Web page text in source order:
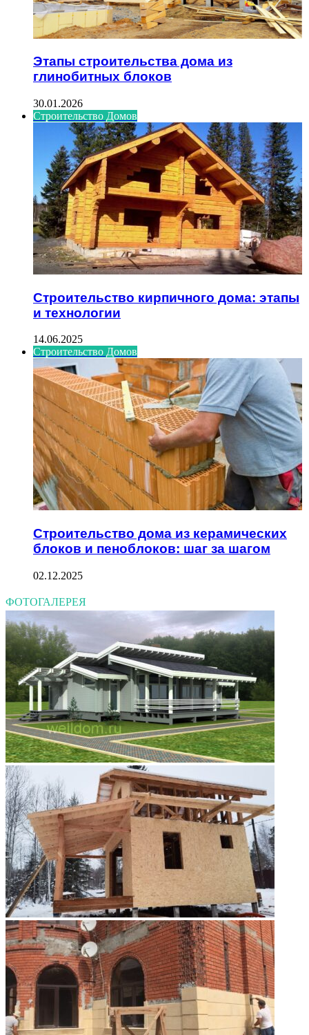
Этапы строительства дома из
глинобитных блоков
30.01.2026
Строительство Домов
Строительство кирпичного дома: этапы
и технологии
14.06.2025
Строительство Домов
Строительство дома из керамических
блоков и пеноблоков: шаг за шагом
02.12.2025
ФОТОГАЛЕРЕЯ